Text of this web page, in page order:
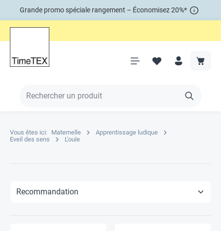
Grande promo spéciale rangement – Économisez 20%*
Vous êtes ici: Maternelle
Apprentissage ludique
Eveil des sens
L'ouïe